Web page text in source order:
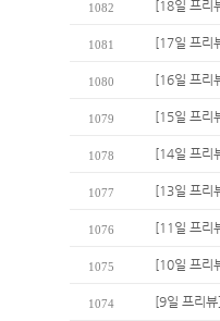
1082 [18일 프리
1081 [17일 프리
1080 [16일 프리
1079 [15일 프리
1078 [14일 프리
1077 [13일 프리
1076 [11일 프리
1075 [10일 프리
1074 [9일 프리